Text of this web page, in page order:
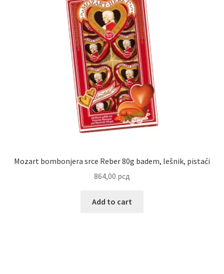
Terms Conditions
Mozart bombonjera srce Reber 80g badem, lešnik, pistaći
864,00 рсд
Add to cart